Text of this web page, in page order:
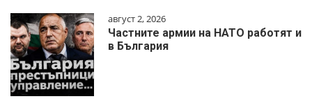
август 2, 2026
Частните армии на НАТО работят и
в България